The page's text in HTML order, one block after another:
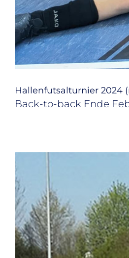
Hal­len­futs­al­tur­nier 2024
Back-to-back Ende